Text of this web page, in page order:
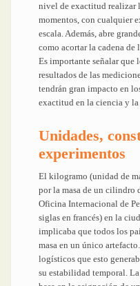
nivel de exactitud realizar
momentos, con cualquier
escala. Además, abre
como acortar la cadena
Es importante señalar que
resultados de las
tendrán gran impacto en
exactitud en la ciencia y
Unidades,
experimentos
El kilogramo (unidad de
por la masa de un
Oficina Internacional de
siglas en francés) en la
implicaba que todos los
masa en un único
logísticos que esto
su estabilidad temporal.